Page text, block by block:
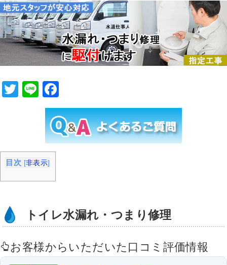
T
Li
n
e
a
c
e
目次 [非表示]
トイレ水漏れ・つまり修理
お客様からいただいた口コミ評価情報